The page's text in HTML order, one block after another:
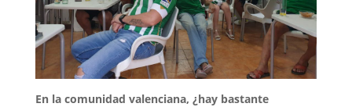
En la comunidad valenciana, ¿hay bastante